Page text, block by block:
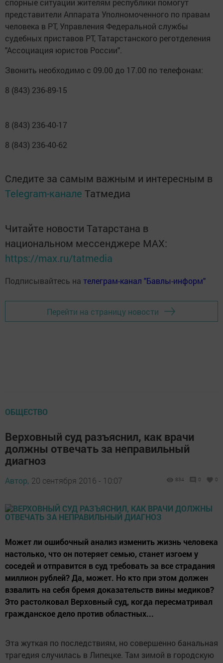
спорные ситуации жителям республики помогут
представители Аппарата Уполномоченного по правам
человека в РТ, Управления Федеральной службы
судебных приставов РТ, Татарстанского реготделения
"Ассоциация юристов России".
Звонить необходимо с 09.00 до 17.00 по телефонам:
8 (843) 236-89-15
8 (843) 236-40-17
8 (843) 236-40-62
Следите за самым важным и интересным в
Telegram-канале Татмедиа
Читайте новости Татарстана в
национальном мессенджере MАХ:
https://max.ru/tatmedia
Подписывайтесь на телеграм-канал "Бавлы-информ"
Перейти на страницу новости
ОБЩЕСТВО
Верховный суд разъяснил, как врачи
должны отвечать за неправильный
диагноз
Автор, 20 сентября 2016 - 10:07 834 0 0
Может ли ошибочный анализ изменить жизнь человека
настолько, что он потеряет семью, станет изгоем у
соседей и отправится в суд требовать за все страдания
миллион рублей? Да, может. Но кто при этом должен
взвалить на себя бремя доказательств вины медиков?
Это растолковал Верховный суд, когда пересматривал
гражданское дело против областных...
Эта жуткая по последствиям, но совершенно банальная
трагедия случилась в Липецке. Там зимой в городскую